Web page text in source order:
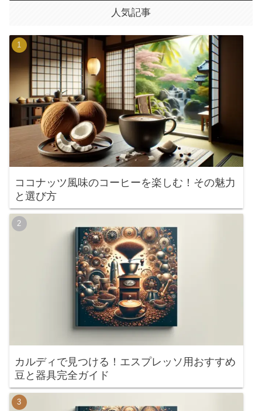
人気記事
ココナッツ風味のコーヒーを楽しむ！その魅力
と選び方
カルディで見つける！エスプレッソ用おすすめ
豆と器具完全ガイド